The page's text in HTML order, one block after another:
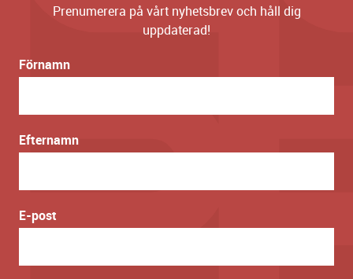
Prenumerera på vårt nyhetsbrev och håll dig
uppdaterad!
Förnamn
Efternamn
E-post